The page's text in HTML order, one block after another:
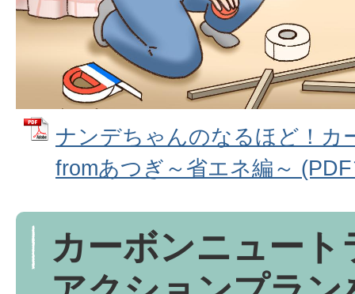
ナンデちゃんのなるほど！カ
fromあつぎ～省エネ編～
カーボンニュー